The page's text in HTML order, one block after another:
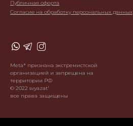
Публичная оферта
Согласие на обработку персональных данных
Meta* признана экстремистской
организацией и запрещена на
территории РФ
© 2022 svyazat'
все права защищены